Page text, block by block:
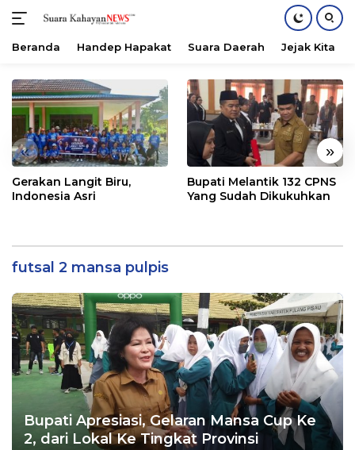
konten
Beranda Handep Hapakat Suara Daerah Jejak Kita
« »
Gerakan Langit Biru,
Indonesia Asri
Bupati Melantik 132 CPNS
Yang Sudah Dikukuhkan
futsal 2 mansa pulpis
Bupati Apresiasi, Gelaran Mansa Cup Ke
2, dari Lokal Ke Tingkat Provinsi